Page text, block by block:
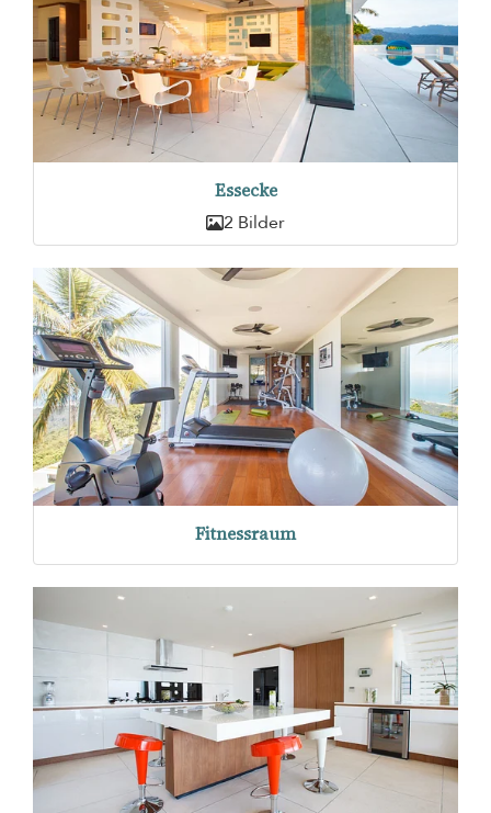
Essecke
2 Bilder
Fitnessraum